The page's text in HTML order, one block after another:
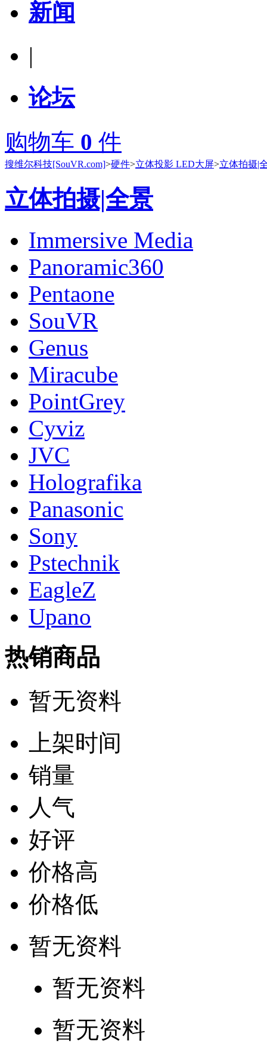
新闻
|
论坛
购物车 0 件
搜维尔科技[SouVR.com]>硬件>立体投影 LED大屏>立体拍摄|
立体拍摄|全景
Immersive Media
Panoramic360
Pentaone
SouVR
Genus
Miracube
PointGrey
Cyviz
JVC
Holografika
Panasonic
Sony
Pstechnik
EagleZ
Upano
热销商品
暂无资料
上架时间
销量
人气
好评
价格高
价格低
暂无资料
暂无资料
暂无资料